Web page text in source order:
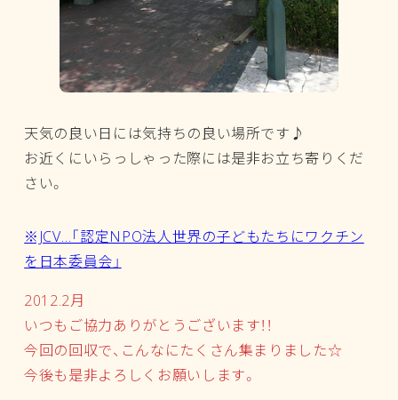
天気の良い日には気持ちの良い場所です♪
お近くにいらっしゃった際には是非お立ち寄りくだ
さい。
※JCV…「認定NPO法人世界の子どもたちにワクチン
を日本委員会」
2012.2月
いつもご協力ありがとうございます！！
今回の回収で、こんなにたくさん集まりました☆
今後も是非よろしくお願いします。